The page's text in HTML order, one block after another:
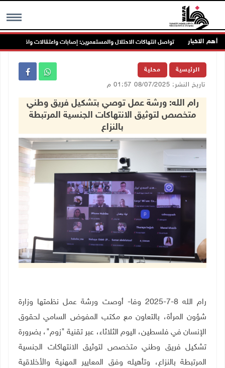
MENU أهم الاخبار تواصل انتهاكات الاحتلال والمستعمرين: إصابات واعتقالات واقتحامات
الرئيسية محلية
تاريخ النشر: 08/07/2025 01:57 م
رام الله: ورشة عمل توصي بتشكيل فريق وطني
متخصص لتوثيق الانتهاكات الجنسية المرتبطة
بالنزاع
رام الله 8-7-2025 وفا- أوصت ورشة عمل نظمتها وزارة
شؤون المرأة، بالتعاون مع مكتب المفوض السامي لحقوق
الإنسان في فلسطين، اليوم الثلاثاء، عبر تقنية "زوم"، بضرورة
تشكيل فريق وطني متخصص لتوثيق الانتهاكات الجنسية
المرتبطة بالنزاع، وتأهيله وفق المعايير المهنية والأخلاقية